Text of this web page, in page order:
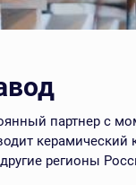
партнер с
керамический
регионы